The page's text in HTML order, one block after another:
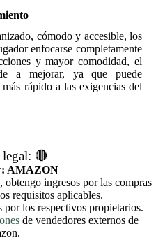
cómodo y accesible, los
enfocarse completamente
y mayor comodidad, el
a mejorar, ya que puede
rápido a las exigencias del
🔴
AMAZON
ingresos por las compras
requisitos aplicables.
los respectivos propietarios.
de vendedores externos de